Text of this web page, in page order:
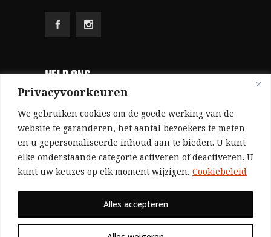
Privacyvoorkeuren
We gebruiken cookies om de goede werking van de
website te garanderen, het aantal bezoekers te meten
en u gepersonaliseerde inhoud aan te bieden. U kunt
elke onderstaande categorie activeren of deactiveren. U
kunt uw keuzes op elk moment wijzigen. Cookiebeleid
Alles accepteren
HELP ONS
Aangezien we volledig zelf gefinancierd zijn
(zonder subsidies, zonder commerciële
advertenties en zonder rijke sponsors), zijn we
voor de publicatie van ons tijdschrift uitsluitend
afhankelijk van de financiële steun van onze
Bij voorbaat dank voor uw solidariteit.